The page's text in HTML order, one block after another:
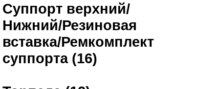
Суппорт верхний/
Нижний/Резиновая
вставка/Ремкомплект
суппорта (16)